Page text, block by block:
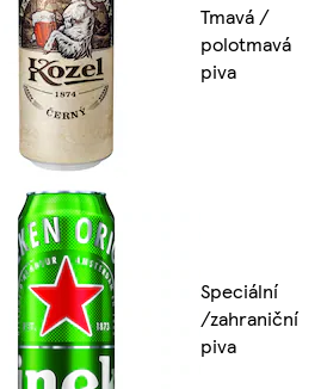
Tmavá /
polotmavá
piva
Speciální
/zahraniční
piva